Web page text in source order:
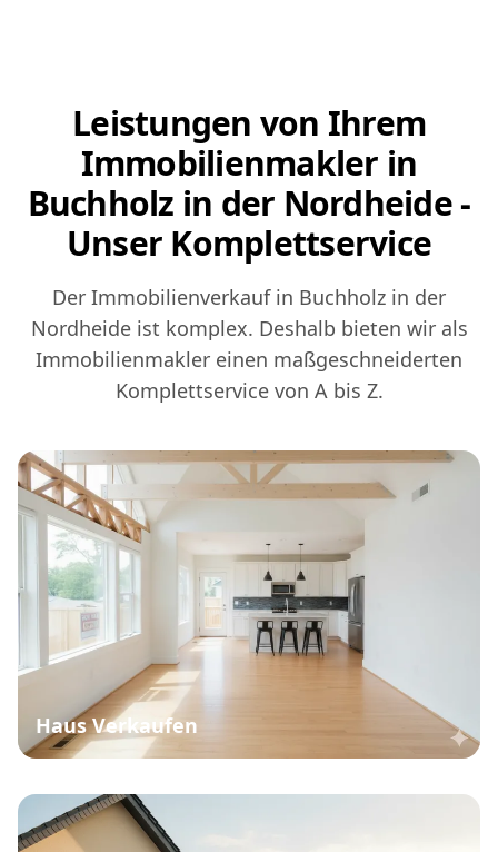
Leistungen von Ihrem
Immobilienmakler in
Buchholz in der Nordheide -
Unser Komplettservice
Der Immobilienverkauf in Buchholz in der
Nordheide ist komplex. Deshalb bieten wir als
Immobilienmakler einen maßgeschneiderten
Komplettservice von A bis Z.
Haus Verkaufen